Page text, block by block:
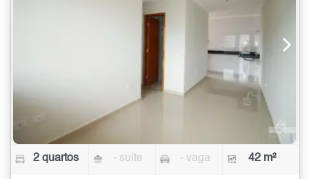
2 quartos - suíte - vaga 42 m²